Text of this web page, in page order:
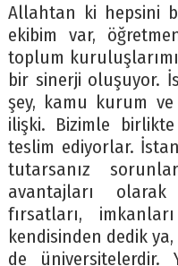
Allahtan ki hepsini
ekibim var,
toplum
bir sinerji oluşuyor.
şey, kamu kurum
ilişki. Bizimle
teslim ediyorlar.
tutarsanız
avantajları
fırsatları,
kendisinden dedik
de üniversitelerdir.